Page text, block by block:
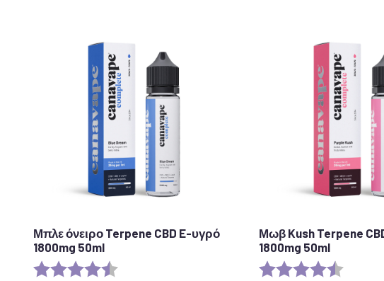
Μπλε όνειρο Terpene CBD E-υγρό
1800mg 50ml
Αξιολόγηση:
Μωβ Kush Terpene
1800mg 50ml
Αξιολόγηση: 4,6 από